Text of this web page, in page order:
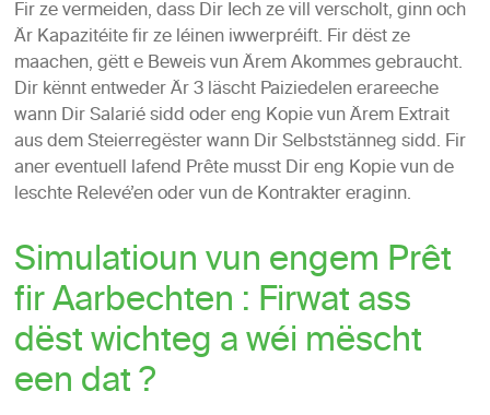
Fir ze vermeiden, dass Dir Iech ze vill verscholt, ginn och
Är Kapazitéite fir ze léinen iwwerpréift. Fir dëst ze
maachen, gëtt e Beweis vun Ärem Akommes gebraucht.
Dir kënnt entweder Är 3 läscht Paiziedelen erareeche
wann Dir Salarié sidd oder eng Kopie vun Ärem Extrait
aus dem Steierregëster wann Dir Selbststänneg sidd. Fir
aner eventuell lafend Prête musst Dir eng Kopie vun de
leschte Relevé’en oder vun de Kontrakter eraginn.
Simulatioun vun engem Prêt
fir Aarbechten : Firwat ass
dëst wichteg a wéi mëscht
een dat ?